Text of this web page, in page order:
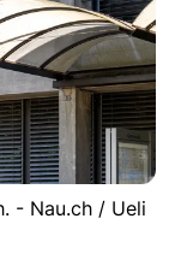
- Nau.ch / Ueli